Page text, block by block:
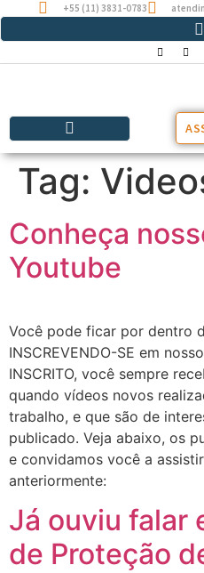
+55 (11) 3831-0783
Tag:
Conheça
Youtube
Você pode ficar por dentro
INSCREVENDO-SE em
INSCRITO, você sempre
quando vídeos novos
trabalho, e que são de
publicado. Veja abaixo, os
e convidamos você a
anteriormente:
Já ouviu falar
de Proteção